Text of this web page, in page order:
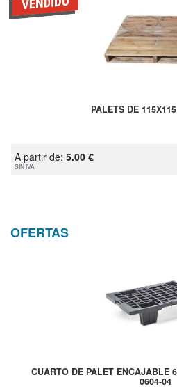
PALETS DE
A partir de: 5.00 €
SIN IVA
OFERTAS
CUARTO DE PALET ENCAJABLE
0604-04